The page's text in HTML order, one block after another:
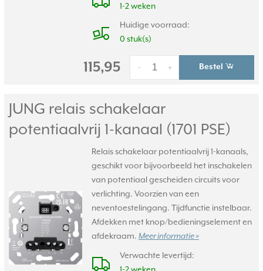
1-2 weken
Huidige voorraad:
0 stuk(s)
115,95 +
- Bestel
JUNG relais schakelaar
potentiaalvrij 1-kanaal (1701 PSE)
Relais schakelaar potentiaalvrij 1-kanaals,
geschikt voor bijvoorbeeld het inschakelen
van potentiaal gescheiden circuits voor
verlichting. Voorzien van een
neventoestelingang. Tijdfunctie instelbaar.
Afdekken met knop/bedieningselement en
afdekraam. Meer informatie »
Verwachte levertijd: